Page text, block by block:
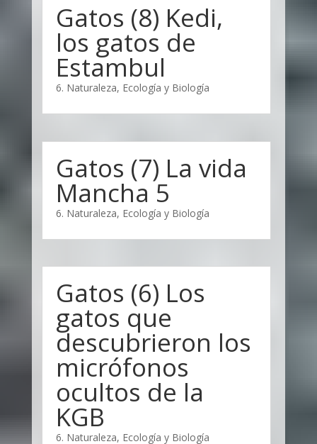
Gatos (8) Kedi,
los gatos de
Estambul
6. Naturaleza, Ecología y Biología
Gatos (7) La vida
Mancha 5
6. Naturaleza, Ecología y Biología
Gatos (6) Los
gatos que
descubrieron los
micrófonos
ocultos de la
KGB
6. Naturaleza, Ecología y Biología